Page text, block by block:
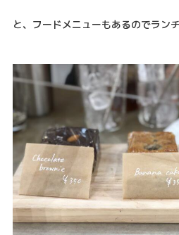
と、フードメニューもあるのでラン